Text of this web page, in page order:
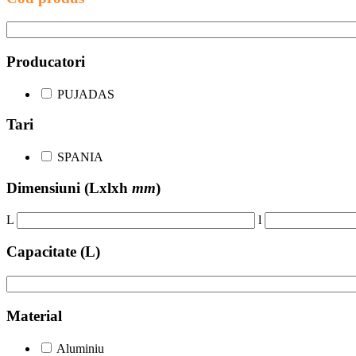
Producatori
PUJADAS
Tari
SPANIA
Dimensiuni (Lxlxh mm)
L l
Capacitate (L)
Material
Aluminiu